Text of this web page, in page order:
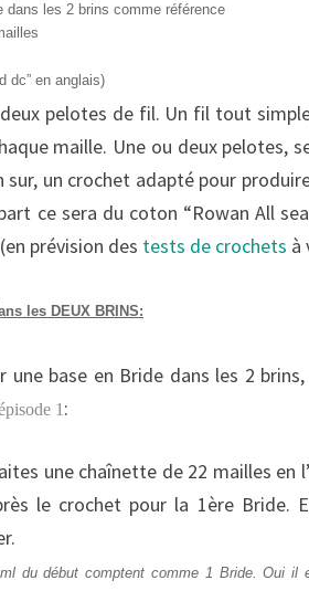
dans les 2 brins comme référence
dc” en anglais)
pelotes de fil. Un fil tout
maille. Une ou deux pelotes,
un crochet adapté pour
ce sera du coton “Rowan All
prévision des tests de crochets à
les DEUX BRINS:
une base en Bride dans les 2
1:
une chaînette de 22 mailles en
le crochet pour la 1ère Bride.
du début comptent comme 1 Bride. Oui il